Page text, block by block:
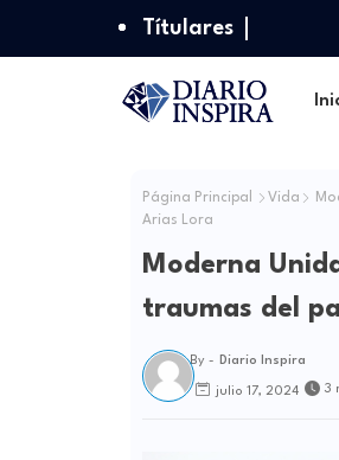
Títulares
Página Principal Vida
Arias Lora
Moderna
traumas del
By - Diario Inspira
julio 17, 2024 3